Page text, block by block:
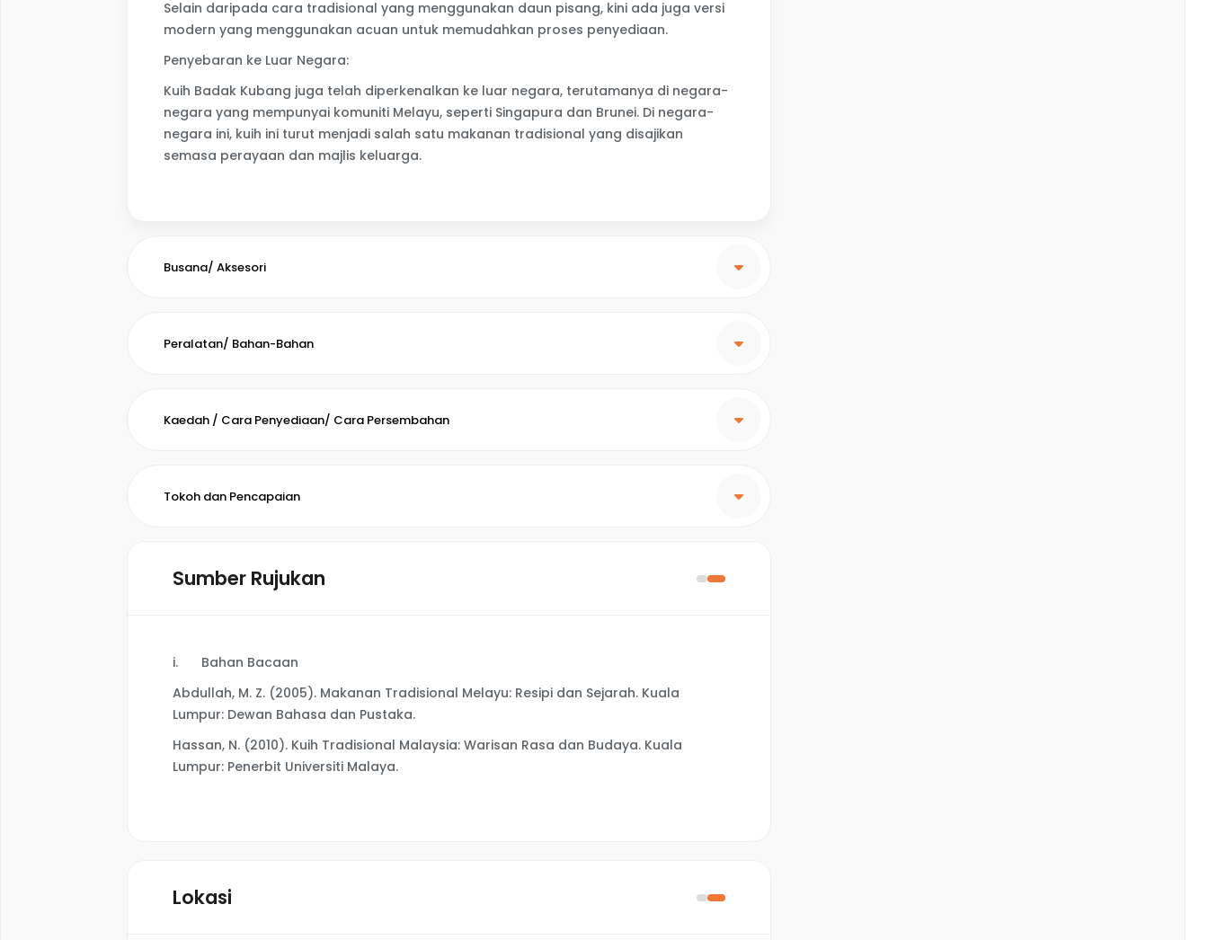
Selain daripada cara tradisional yang menggunakan daun pisang, kini ada juga versi
modern yang menggunakan acuan untuk memudahkan proses penyediaan.
Penyebaran ke Luar Negara:
Kuih Badak Kubang juga telah diperkenalkan ke luar negara, terutamanya di negara-
negara yang mempunyai komuniti Melayu, seperti Singapura dan Brunei. Di negara-
negara ini, kuih ini turut menjadi salah satu makanan tradisional yang disajikan
semasa perayaan dan majlis keluarga.
Busana/ Aksesori
Peralatan/ Bahan-Bahan
Kaedah / Cara Penyediaan/ Cara Persembahan
Tokoh dan Pencapaian
Sumber Rujukan
i.
Bahan Bacaan
Abdullah, M. Z. (2005). Makanan Tradisional Melayu: Resipi dan Sejarah. Kuala
Lumpur: Dewan Bahasa dan Pustaka.
Hassan, N. (2010). Kuih Tradisional Malaysia: Warisan Rasa dan Budaya. Kuala
Lumpur: Penerbit Universiti Malaya.
Lokasi